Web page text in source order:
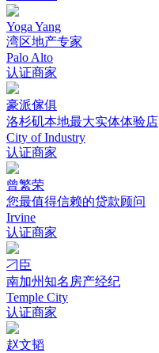
Yoga Yang
湾区地产专家
Palo Alto
认证商家
豪派傢俱
洛杉矶本地最大实体体验店
City of Industry
认证商家
曾繁荣
您最值得信赖的贷款顾问
Irvine
认证商家
刁臣
南加州知名房产经纪
Temple City
认证商家
赵文韬